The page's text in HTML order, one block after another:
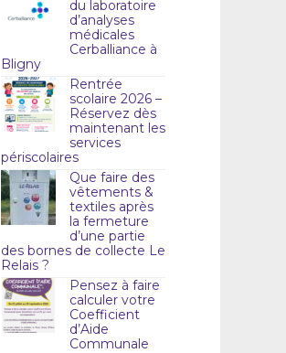
du laboratoire
d’analyses
médicales
Cerballiance à
Bligny
Rentrée
scolaire 2026 –
Réservez dès
maintenant les
services
périscolaires
Que faire des
vêtements &
textiles après
la fermeture
d’une partie
des bornes de collecte Le
Relais ?
Pensez à faire
calculer votre
Coefficient
d’Aide
Communale